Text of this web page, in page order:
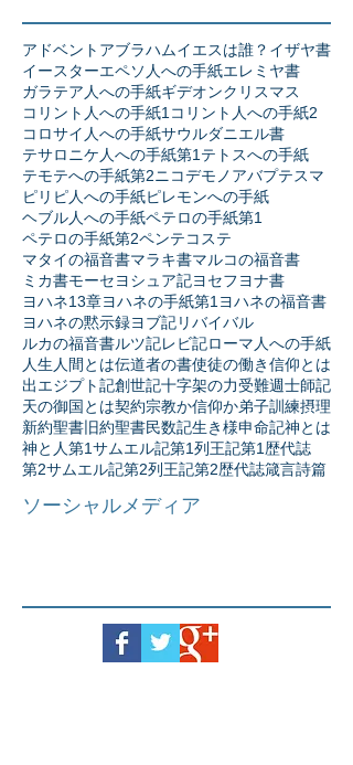
アドベント アブラハムイエスは誰？ イザヤ書
イースターエペソ人への手紙エレミヤ書
ガラテア人への手紙ギデオンクリスマス
コリント人への手紙1 コリント人への手紙2
コロサイ人への手紙サウルダニエル書
テサロニケ人への手紙第1 テトスへの手紙
テモテへの手紙第2ニコデモ ノアバプテスマ
ピリピ人への手紙ピレモンへの手紙
ヘブル人への手紙ペテロの手紙第1
ペテロの手紙第2ペンテコステ
マタイの福音書マラキ書マルコの福音書
ミカ書モーセヨシュア記ヨセフヨナ書
ヨハネ13章ヨハネの手紙第1 ヨハネの福音書
ヨハネの黙示録ヨブ記リバイバル
ルカの福音書ルツ記レビ記ローマ人への手紙
人生 人間とは伝道者の書使徒の働き信仰とは
出エジプト記創世記十字架の力受難週士師記
天の御国とは契約宗教か信仰か弟子訓練摂理
新約聖書 旧約聖書民数記生き様申命記神とは
神と人第1サムエル記第1列王記第1歴代誌
第2サムエル記第2列王記第2歴代誌箴言詩篇
ソーシャルメディア